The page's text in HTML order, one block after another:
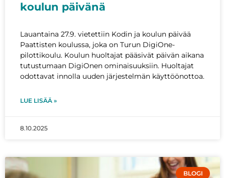
koulun päivänä
Lauantaina 27.9. vietettiin Kodin ja koulun päivää
Paattisten koulussa, joka on Turun DigiOne-
pilottikoulu. Koulun huoltajat pääsivät päivän aikana
tutustumaan DigiOnen ominaisuuksiin. Huoltajat
odottavat innolla uuden järjestelmän käyttöönottoa.
LUE LISÄÄ »
8.10.2025
BLOGI